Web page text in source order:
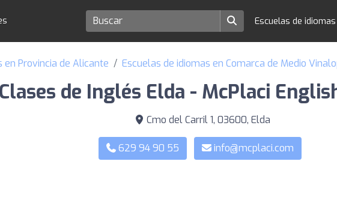
Escuelas de
en Provincia de Alicante Escuelas de idiomas en Comarca de Medio
Clases de Inglés Elda - McPlaci
Cmo del Carril 1, 03600, Elda
629 94 90 55 info@mcplaci.com